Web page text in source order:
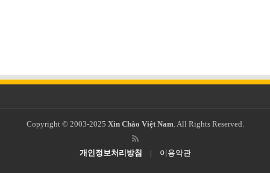
Copyright © 2003-2025 Xin Chào Việt Nam . All Rights Reserved.
개인정보처리방침 | 이용약관